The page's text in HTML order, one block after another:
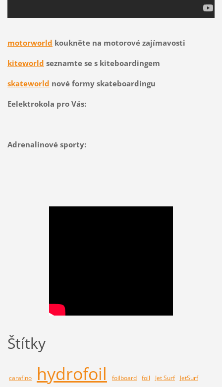
motorworld koukněte na motorové zajímavosti
kiteworld seznamte se s kiteboardingem
skateworld nové formy skateboardingu
Eelektrokola pro Vás:
Adrenalinové sporty:
Štítky
carafino hydrofoil foilboard foil Jet Surf
JetSurf